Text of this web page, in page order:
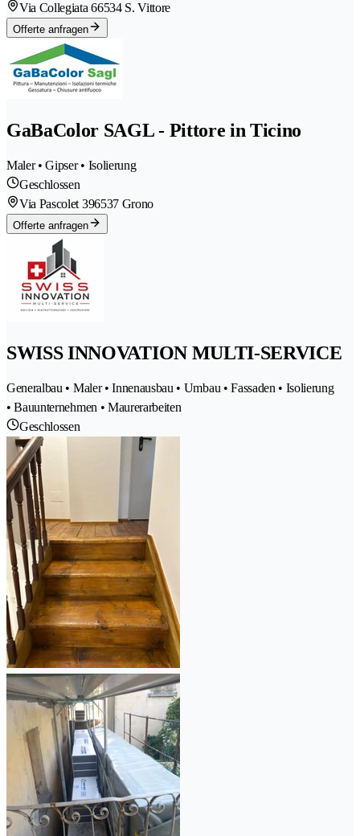
Via Collegiata 66534 S. Vittore
Offerte anfragen
GaBaColor SAGL - Pittore in Ticino
Maler • Gipser • Isolierung
Geschlossen
Via Pascolet 396537 Grono
Offerte anfragen
SWISS INNOVATION MULTI-SERVICE
Generalbau • Maler • Innenausbau • Umbau • Fassaden • Isolierung
• Bauunternehmen • Maurerarbeiten
Geschlossen